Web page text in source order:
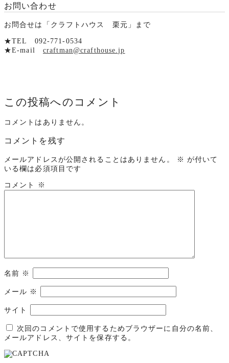
お問い合わせ
お問合せは「クラフトハウス 栗元」まで
★TEL 092-771-0534
★E-mail craftman@crafthouse.jp
この投稿へのコメント
コメントはありません。
コメントを残す
メールアドレスが公開されることはありません。 ※ が付いて
いる欄は必須項目です
コメント ※
名前 ※
メール ※
サイト
次回のコメントで使用するためブラウザーに自分の名前、
メールアドレス、サイトを保存する。